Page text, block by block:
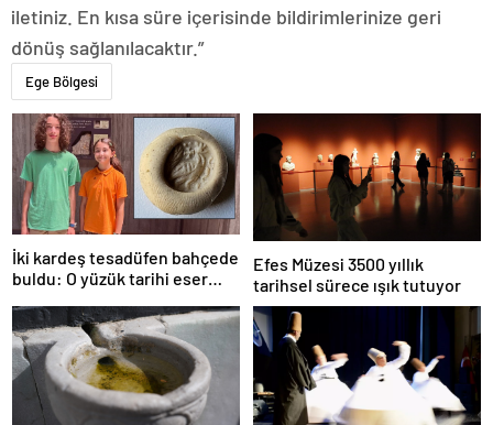
iletiniz. En kısa süre içerisinde bildirimlerinize geri
dönüş sağlanılacaktır.”
Ege Bölgesi
İki kardeş tesadüfen bahçede
buldu: O yüzük tarihi eser
Efes Müzesi 3500 yıllık
tarihsel sürece ışık tutuyor